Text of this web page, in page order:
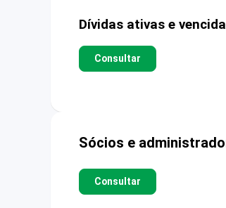
Dívidas ativas e
Consultar
Sócios e
Consultar